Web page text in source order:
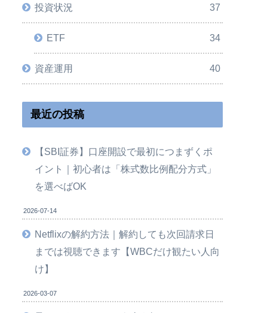
投資状況 37
ETF 34
資産運用 40
最近の投稿
【SBI証券】口座開設で最初につまずくポ
イント｜初心者は「株式数比例配分方式」
を選べばOK
2026-07-14
Netflixの解約方法｜解約しても次回請求日
までは視聴できます【WBCだけ観たい人向
け】
2026-03-07